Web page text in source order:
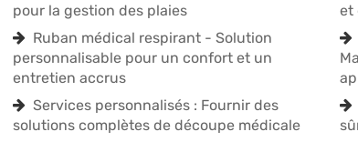
pour la gestion des plaies
et
Ruban médical respirant - Solution
personnalisable pour un confort et un
entretien accrus
Services personnalisés : Fournir des
solutions complètes de découpe médicale